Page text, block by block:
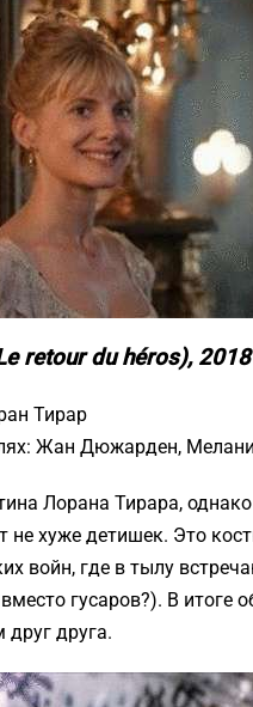
retour du héros), 2018
Тирар
Жан Дюжарден,
Лорана Тирара,
не хуже детишек. Это
войн, где в тылу
гусаров?). В итоге
друг друга.